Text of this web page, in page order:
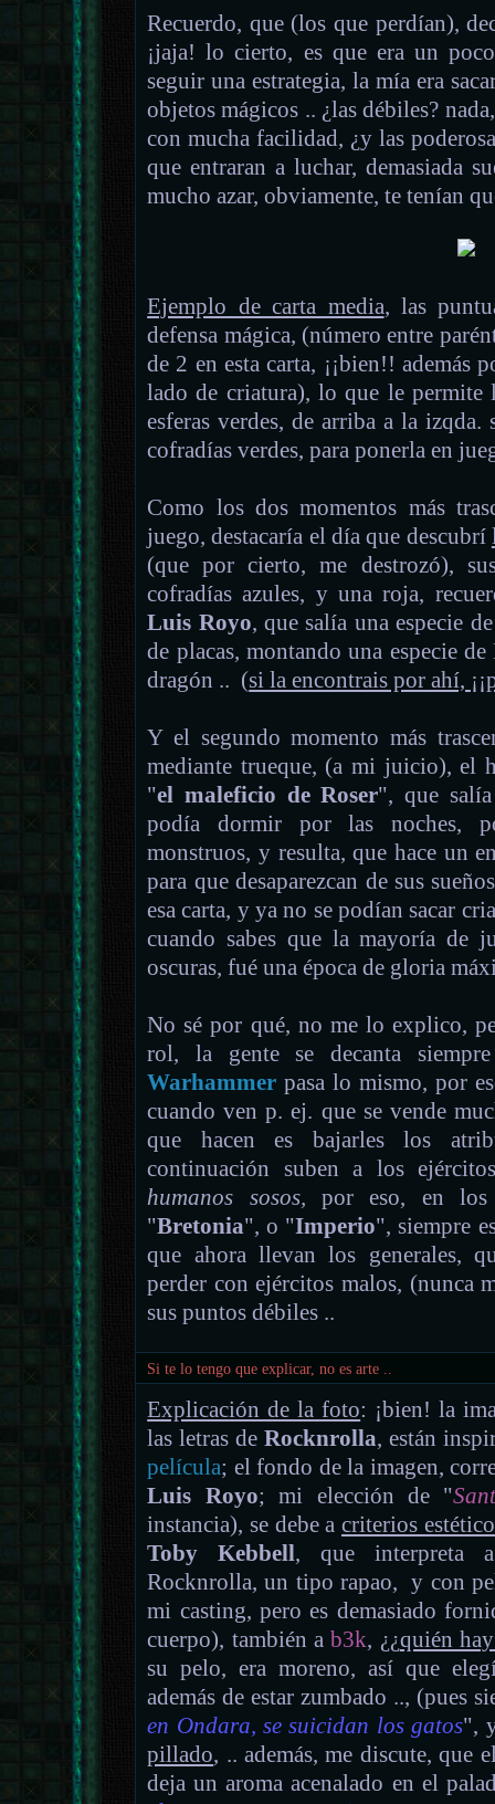
Recuerdo, que (los que perdían),
¡jaja! lo cierto, es que era un
seguir una estrategia, la mía era
objetos mágicos .. ¿las débiles?
con mucha facilidad, ¿y las
que entraran a luchar, demasiada
mucho azar, obviamente, te tenían
Ejemplo de carta media, las
defensa mágica, (número entre
de 2 en esta carta, ¡¡bien!! además
lado de criatura), lo que le permite
esferas verdes, de arriba a la
cofradías verdes, para ponerla en
Como los dos momentos más
juego, destacaría el día que descubrí
(que por cierto, me destrozó),
cofradías azules, y una roja,
Luis Royo, que salía una especie
de placas, montando una especie
dragón .. (si la encontrais por ahí,
Y el segundo momento más
mediante trueque, (a mi juicio), el
"el maleficio de Roser", que
podía dormir por las noches,
monstruos, y resulta, que hace un
para que desaparezcan de sus
esa carta, y ya no se podían sacar
cuando sabes que la mayoría de
oscuras, fué una época de gloria
No sé por qué, no me lo explico,
rol, la gente se decanta
Warhammer pasa lo mismo, por
cuando ven p. ej. que se vende
que hacen es bajarles los
continuación suben a los
humanos sosos, por eso, en
"Bretonia", o "Imperio", siempre
que ahora llevan los generales,
perder con ejércitos malos, (nunca
sus puntos débiles ..
Si te lo tengo que explicar, no es arte ..
Explicación de la foto: ¡bien! la
las letras de Rocknrolla, están
película; el fondo de la imagen,
Luis Royo; mi elección de "
instancia), se debe a criterios
Toby Kebbell, que interpreta
Rocknrolla, un tipo rapao, y con
mi casting, pero es demasiado
cuerpo), también ab3k, ¿¿quién
su pelo, era moreno, así que
además de estar zumbado .., (pues
en Ondara, se suicidan los gatos",
pillado, .. además, me discute, que
deja un aroma acenalado en el